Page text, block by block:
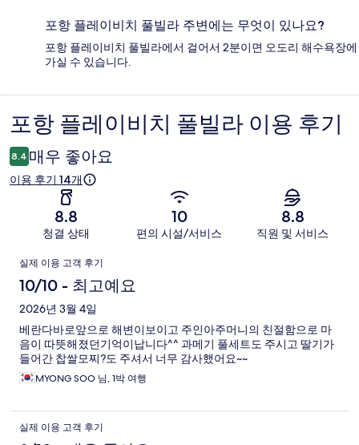
포항 플레이비치 풀빌라 주변에는 무엇이 있나요?
포항 플레이비치 풀빌라에서 걸어서 2분이면 오도리 해수욕장에
가실 수 있습니다.
이
용
후
포항 플레이비치 풀빌라 이용 후기
8.4 매우 좋아요
이용 후기 14개
8.8
청결 상태
10
편의 시설/서비스
8.8
직원 및 서비스
이
용
후
기
실제 이용 고객 후기
10/10 - 최고예요
2026년 3월 4일
베란다바로앞으로 해변이보이고 주인아주머니의 친절함으로 마
음이 따뜻해졌던기억이납니다^^ 과메기 풀세트도 주시고 딸기가
들어간 찹쌀모찌?도 주셔서 너무 감사했어요~~
MYONG SOO 님, 1박 여행
실제 이용 고객 후기